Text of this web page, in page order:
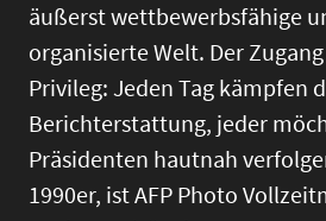
äußerst wettbewerbsfähige
organisierte Welt. Der
Privileg: Jeden Tag kämpfen
Berichterstattung, jeder
Präsidenten hautnah
1990er, ist AFP Photo